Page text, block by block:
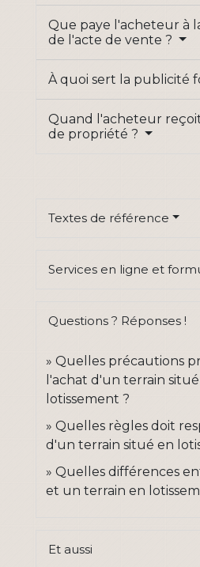
Que paye l'acheteur à
de l'acte de vente ?
À quoi sert la publicité
Quand l'acheteur
de propriété ?
Textes de référence
Services en ligne et
Questions ? Réponses !
Quelles précautions
l'achat d'un terrain
lotissement ?
Quelles règles doit
d'un terrain situé en
Quelles différences
et un terrain en
Et aussi